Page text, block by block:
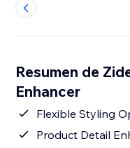
Resumen de
Enhancer
Flexible Styling
Product Detail